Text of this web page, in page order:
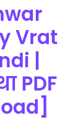
Vrat
|
PDF